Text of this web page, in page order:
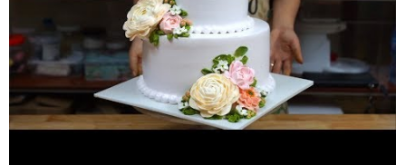
https://www.instagram.com/nicecakehainguyenWEBSITE:
http://hainguyennicecake.com/